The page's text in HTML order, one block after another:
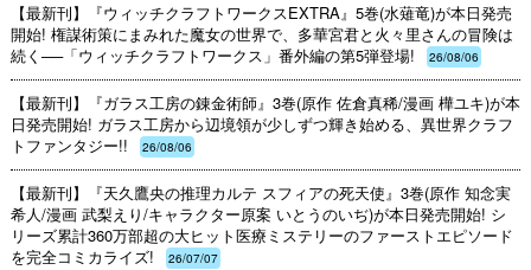
【最新刊】『ウィッチクラフトワークスEXTRA』5巻(水薙竜)が本日発売
開始! 権謀術策にまみれた魔女の世界で、多華宮君と火々里さんの冒険は
続く──「ウィッチクラフトワークス」番外編の第5弾登場!
26/08/06
【最新刊】『ガラス工房の錬金術師』3巻(原作 佐倉真稀/漫画 樺ユキ)が本
日発売開始! ガラス工房から辺境領が少しずつ輝き始める、異世界クラフ
トファンタジー!!
26/08/06
【最新刊】『天久鷹央の推理カルテ スフィアの死天使』3巻(原作 知念実
希人/漫画 武梨えり/キャラクター原案 いとうのいぢ)が本日発売開始! シ
リーズ累計360万部超の大ヒット医療ミステリーのファーストエピソード
を完全コミカライズ!
26/07/07